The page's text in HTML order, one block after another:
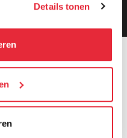
met informatie die zij
van hun diensten. Je
noodzakelijke
die uw gegevens
Details tonen
geven ons 9.3